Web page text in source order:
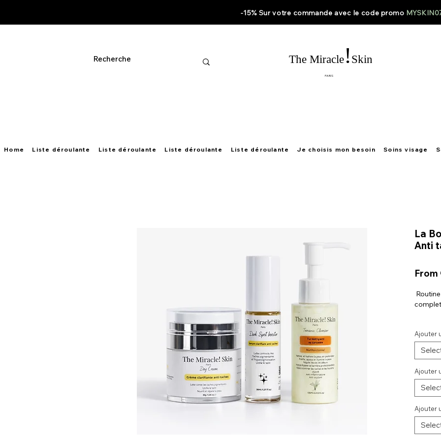
-15% Sur votre commande avec le code promo
The Miracle ! Skin
PARIS
Home Liste déroulante Liste déroulante Liste déroulante Liste déroulante Je choisis mon besoin Soins visage
La
Anti
From
✔
✔
cellules
Ajouter
Ajouter
Ajouter